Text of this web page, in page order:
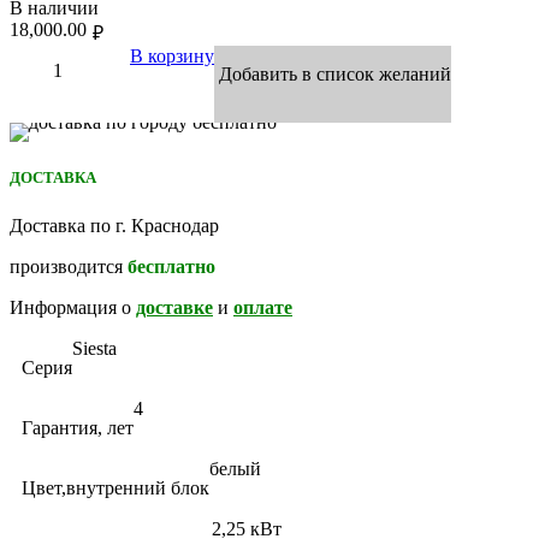
В наличии
₽
18,000.00
В корзину
Добавить в список желаний
ДОСТАВКА
Доставка по г. Краснодар
производится бесплатно
Информация о доставке и оплате
Серия
Siesta
Гарантия, лет
4
Цвет,внутренний блок
белый
2,25 кВт